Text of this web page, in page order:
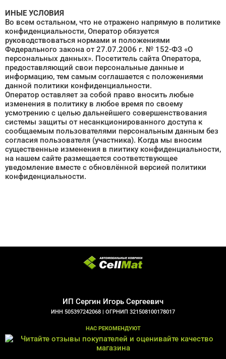
ИНЫЕ УСЛОВИЯ
Во всем остальном, что не отражено напрямую в политике
конфиденциальности, Оператор обязуется
руководствоваться нормами и положениями
Федерального закона от 27.07.2006 г. № 152-ФЗ «О
персональных данных». Посетитель сайта Оператора,
предоставляющий свои персональные данные и
информацию, тем самым соглашается с положениями
данной политики конфиденциальности.
Оператор оставляет за собой право вносить любые
изменения в политику в любое время по своему
усмотрению с целью дальнейшего совершенствования
системы защиты от несанкционированного доступа к
сообщаемым пользователями персональным данным без
согласия пользователя (участника). Когда мы вносим
существенные изменения в пиитику конфиденциальности,
на нашем сайте размещается соответствующее
уведомление вместе с обновлённой версией политики
конфиденциальности.
ИП Сергин Игорь Сергеевич
ИНН 505397242068 | ОГРНИП 321508100178017
НАС РЕКОМЕНДУЮТ